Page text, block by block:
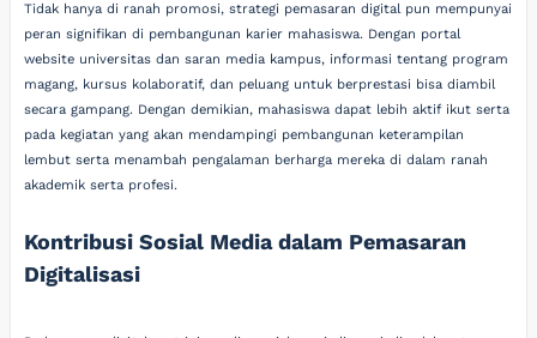
Tidak hanya di ranah promosi, strategi pemasaran digital pun mempunyai
peran signifikan di pembangunan karier mahasiswa. Dengan portal
website universitas dan saran media kampus, informasi tentang program
magang, kursus kolaboratif, dan peluang untuk berprestasi bisa diambil
secara gampang. Dengan demikian, mahasiswa dapat lebih aktif ikut serta
pada kegiatan yang akan mendampingi pembangunan keterampilan
lembut serta menambah pengalaman berharga mereka di dalam ranah
akademik serta profesi.
Kontribusi Sosial Media dalam Pemasaran
Digitalisasi